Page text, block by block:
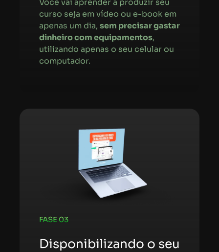
Você vai aprender a produzir seu
curso seja em vídeo ou e-book em
apenas um dia, sem precisar gastar
dinheiro com equipamentos,
utilizando apenas o seu celular ou
computador.
FASE 03
Disponibilizando o seu